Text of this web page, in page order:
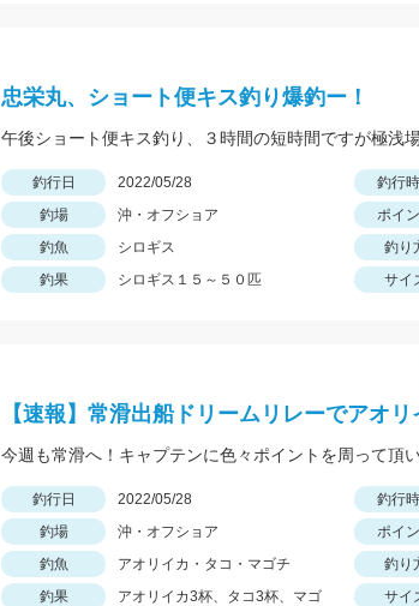
忠栄丸、ショート便キス釣り爆釣ー！
釣行日 2022/05/28 釣行
釣場
沖・オフショア ポイ
釣魚
シロギス 釣り
釣果
シロギス１５～５０匹 サイ
【速報】常滑出船ドリームリレーでアオ
釣行日 2022/05/28 釣行
釣場
沖・オフショア
ポイ
釣魚
アオリイカ・タコ・マゴチ 釣り
釣果
アオリイカ3杯、タコ3杯、マゴ
サイ